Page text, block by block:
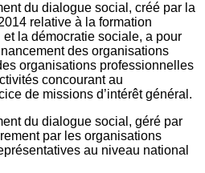
du dialogue social, créé par la
relative à la formation
la démocratie sociale, a pour
des organisations
organisations professionnelles
concourant au
de missions d’intérêt général.
du dialogue social, géré par
par les organisations
au niveau national